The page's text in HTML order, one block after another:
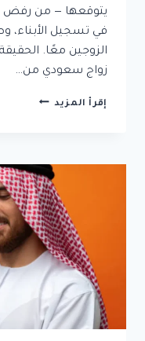
يتوقعها — من رفض
في تسجيل الأبناء،
الزوجين معًا.
زواج سعودي من…
إقرأ المزيد زواج
بدون
تصريح
|
العواقب
والحل
الكامل
2026